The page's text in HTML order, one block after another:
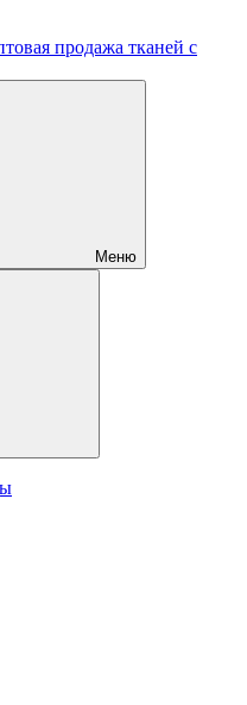
продажа тканей с
Меню